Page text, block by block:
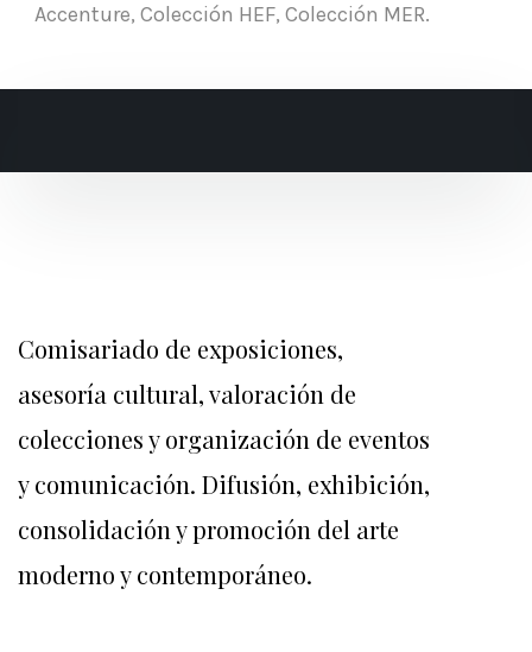
Accenture, Colección HEF, Colección MER.
Comisariado de exposiciones,
asesoría cultural, valoración de
colecciones y organización de eventos
y comunicación. Difusión, exhibición,
consolidación y promoción del arte
moderno y contemporáneo.